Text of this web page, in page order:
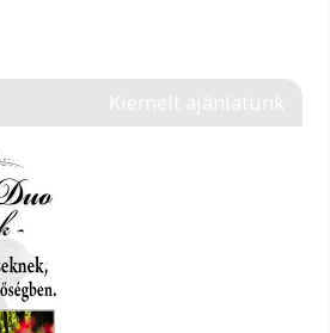
Kiemelt ajánlatunk